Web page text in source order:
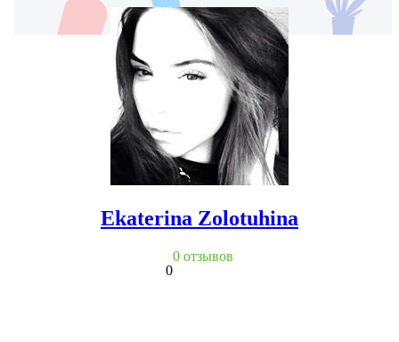
Ekaterina Zolotuhina
0
0 отзывов